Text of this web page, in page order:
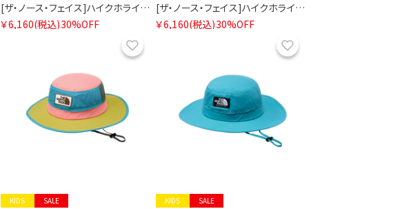
[ザ・ノース・フェイス]ハイクホライズンハット
￥6,160(税込)30%OFF
[ザ・ノース・フェイス]ハイクホライズンハット
￥6,160(税込)30%OFF
SALE
KIDS SALE
KIDS